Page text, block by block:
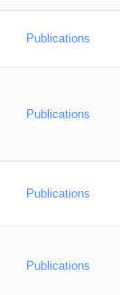
Publications
Publications
Publications
Publications